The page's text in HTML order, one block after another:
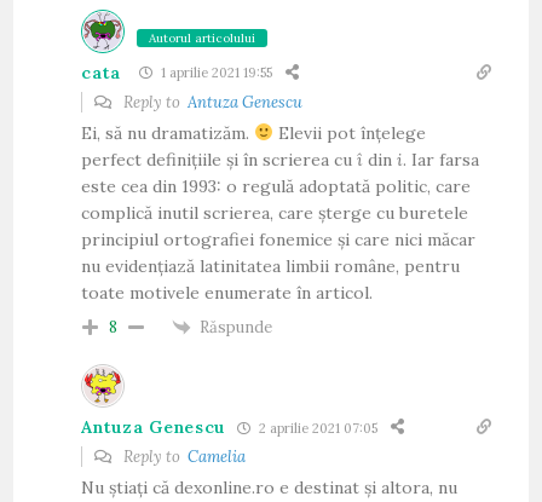
Autorul articolului
cata 1 aprilie 2021 19:55
Reply toAntuza Genescu
Ei, să nu dramatizăm.
Elevii pot înțelege
perfect definițiile și în scrierea cuî dini. Iar farsa
este cea din 1993: o regulă adoptată politic, care
complică inutil scrierea, care șterge cu buretele
principiul ortografiei fonemice și care nici măcar
nu evidențiază latinitatea limbii române, pentru
toate motivele enumerate în articol.
8 Răspunde
Antuza Genescu 2 aprilie 2021 07:05
Reply toCamelia
Nu știați că dexonline.ro e destinat și altora, nu